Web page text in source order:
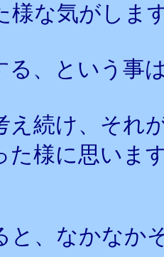
様な気がしま
る、という事
え続け、それ
た様に思いま
と、なかなか